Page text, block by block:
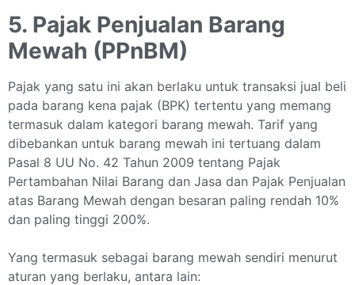
5. Pajak Penjualan Barang
Mewah (PPnBM)
Pajak yang satu ini akan berlaku untuk transaksi jual beli
pada barang kena pajak (BPK) tertentu yang memang
termasuk dalam kategori barang mewah. Tarif yang
dibebankan untuk barang mewah ini tertuang dalam
Pasal 8 UU No. 42 Tahun 2009 tentang Pajak
Pertambahan Nilai Barang dan Jasa dan Pajak Penjualan
atas Barang Mewah dengan besaran paling rendah 10%
dan paling tinggi 200%.
Yang termasuk sebagai barang mewah sendiri menurut
aturan yang berlaku, antara lain: